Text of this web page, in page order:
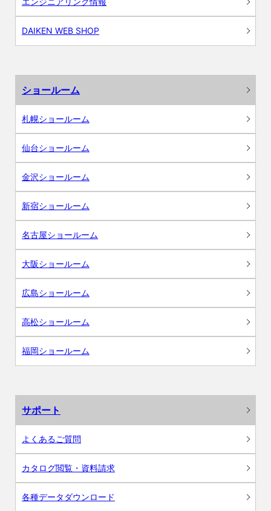
DAIKEN WEB SHOP
ショールーム
札幌ショールーム
仙台ショールーム
金沢ショールーム
新宿ショールーム
名古屋ショールーム
大阪ショールーム
広島ショールーム
高松ショールーム
福岡ショールーム
サポート
よくあるご質問
カタログ閲覧・資料請求
各種データダウンロード